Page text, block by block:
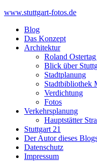
Skip
content
www.stuttgart-fotos.de
Blog
Das Konzept
Architektur
Roland
Blick über
Stadtplanung
Stadtbibliothek
Verdichtung
Fotos
Verkehrsplanung
Hauptstätter
Stuttgart 21
Der Autor dieses
Datenschutz
Impressum